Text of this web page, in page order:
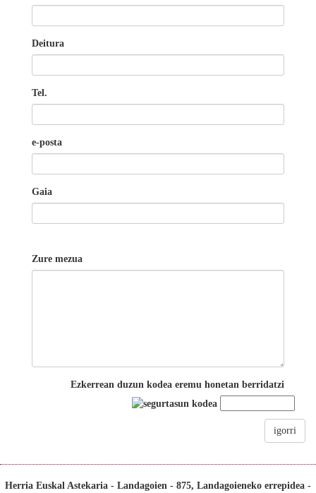
Deitura
Tel.
e-posta
Gaia
Zure mezua
Ezkerrean duzun kodea eremu honetan berridatzi
igorri
Herria Euskal Astekaria - Landagoien - 875, Landagoieneko errepidea -